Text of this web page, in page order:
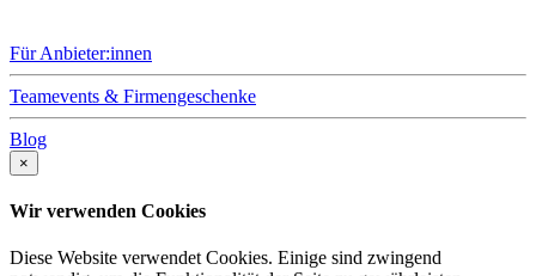
Für Anbieter:innen
Teamevents & Firmengeschenke
Blog
×
Wir verwenden Cookies
Diese Website verwendet Cookies. Einige sind zwingend